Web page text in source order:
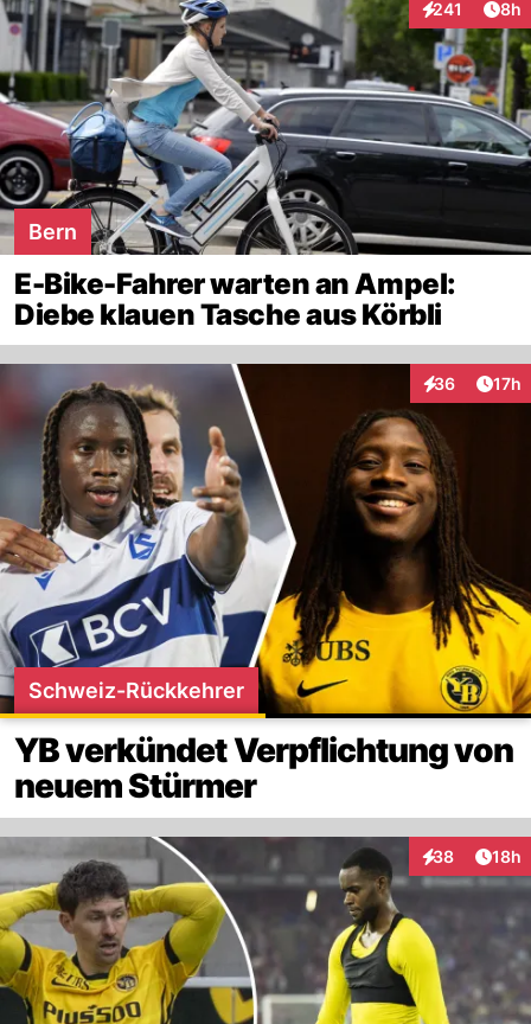
241
Interaktionen
8h
Bern
E-Bike-Fahrer warten an Ampel:
Diebe klauen Tasche aus Körbli
36
Interaktionen
17h
Schweiz-Rückkehrer
YB verkündet Verpflichtung von
neuem Stürmer
38
Interaktionen
18h